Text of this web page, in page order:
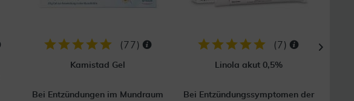
( 77 )
Kamistad Gel
Bei Entzündungen im Mundraum
( 7 )
Linola akut 0,5%
Bei Entzündungssymptomen der